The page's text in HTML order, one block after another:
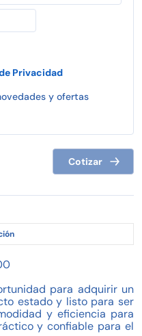
Privacidad
y ofertas
Cotizar
para adquirir un
estado y listo para ser
y eficiencia para
y confiable para el